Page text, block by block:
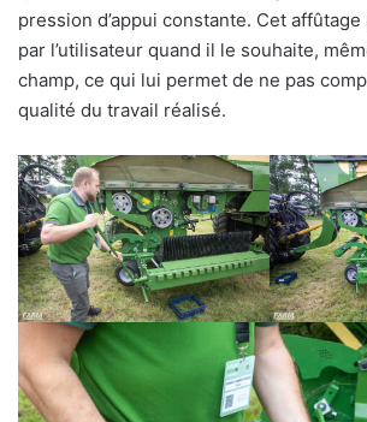
pression d’appui constante. Cet
par l’utilisateur quand il le souhaite,
champ, ce qui lui permet de ne pas
qualité du travail réalisé.